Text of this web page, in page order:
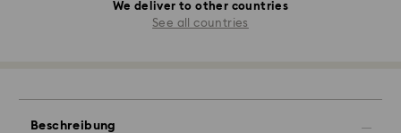
We deliver to other countries
See all countries
Beschreibung